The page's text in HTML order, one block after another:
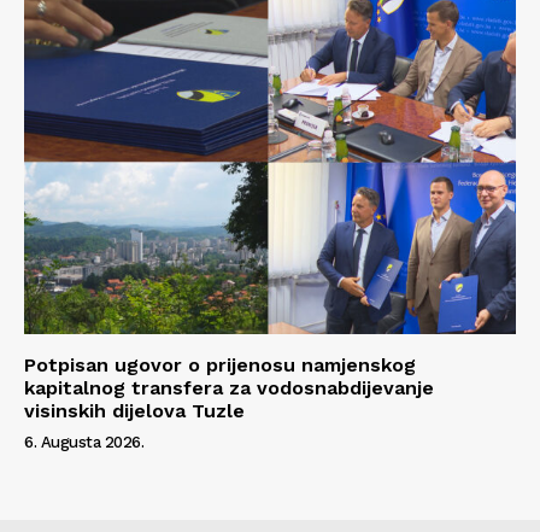
Potpisan ugovor o prijenosu namjenskog
kapitalnog transfera za vodosnabdijevanje
visinskih dijelova Tuzle
6. Augusta 2026.